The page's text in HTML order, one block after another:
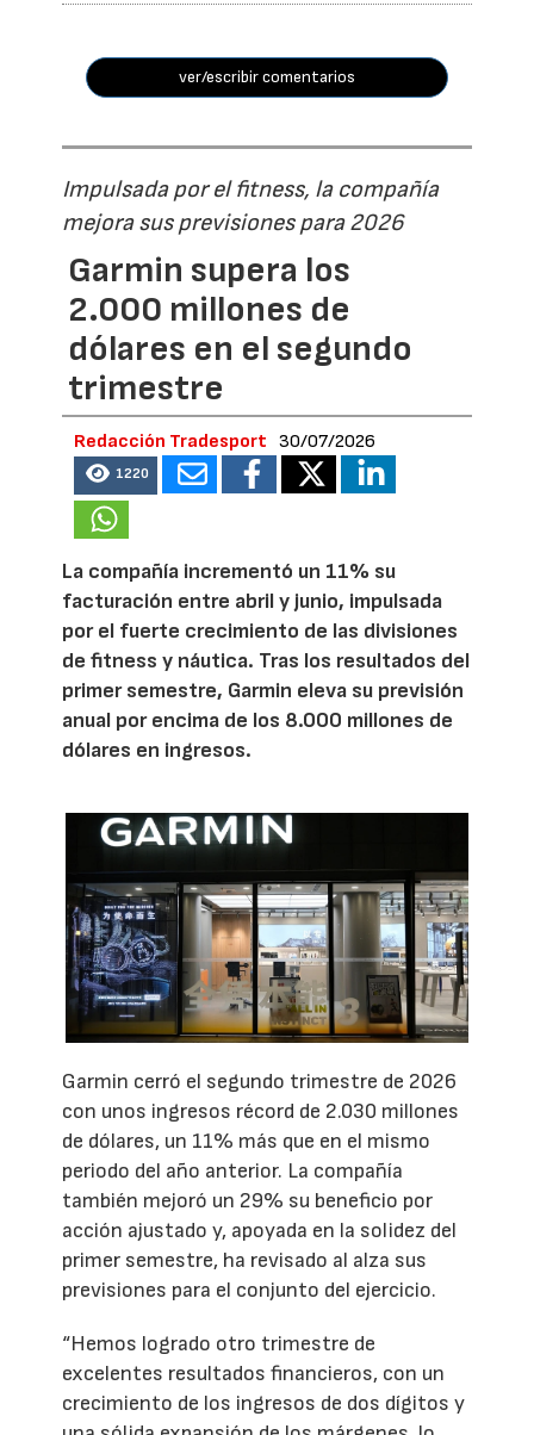
ver/escribir comentarios
Impulsada por el fitness, la compañía
mejora sus previsiones para 2026
Garmin supera los
2.000 millones de
dólares en el segundo
trimestre
Redacción Tradesport 30/07/2026
1220
La compañía incrementó un 11% su
facturación entre abril y junio, impulsada
por el fuerte crecimiento de las divisiones
de fitness y náutica. Tras los resultados del
primer semestre, Garmin eleva su previsión
anual por encima de los 8.000 millones de
dólares en ingresos.
Garmin cerró el segundo trimestre de 2026
con unos ingresos récord de 2.030 millones
de dólares, un 11% más que en el mismo
periodo del año anterior. La compañía
también mejoró un 29% su beneficio por
acción ajustado y, apoyada en la solidez del
primer semestre, ha revisado al alza sus
previsiones para el conjunto del ejercicio.
“Hemos logrado otro trimestre de
excelentes resultados financieros, con un
crecimiento de los ingresos de dos dígitos y